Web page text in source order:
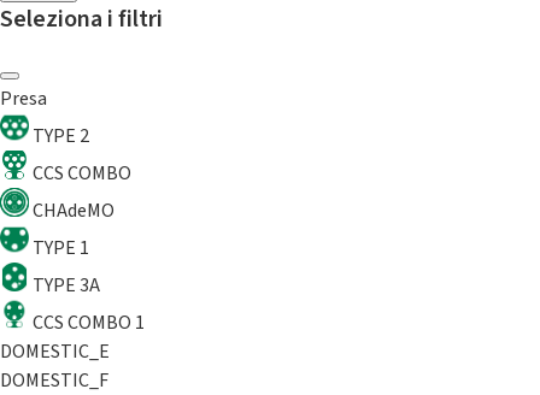
Seleziona i filtri
Presa
TYPE 2
CCS COMBO
CHAdeMO
TYPE 1
TYPE 3A
CCS COMBO 1
DOMESTIC_E
DOMESTIC_F